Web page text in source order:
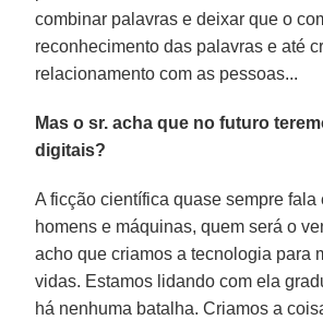
combinar palavras e deixar que o
reconhecimento das palavras e até
relacionamento com as pessoas...
Mas o sr. acha que no futuro
digitais?
A ficção científica quase sempre fala
homens e máquinas, quem será o
acho que criamos a tecnologia para
vidas. Estamos lidando com ela
há nenhuma batalha. Criamos a